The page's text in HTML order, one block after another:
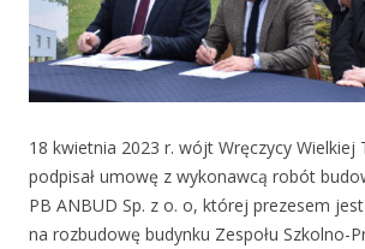
18 kwietnia 2023 r. wójt Wręczycy Wielkiej
podpisał umowę z wykonawcą robót
PB ANBUD Sp. z o. o, której prezesem
na rozbudowę budynku Zespołu Szkolno-